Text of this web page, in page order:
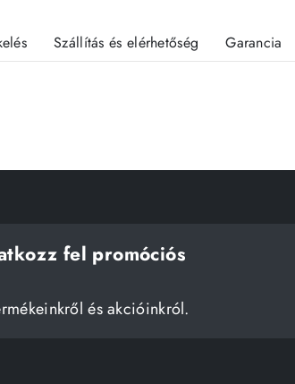
Szállítás és elérhetőség Garancia
fel promóciós
és akcióinkról.